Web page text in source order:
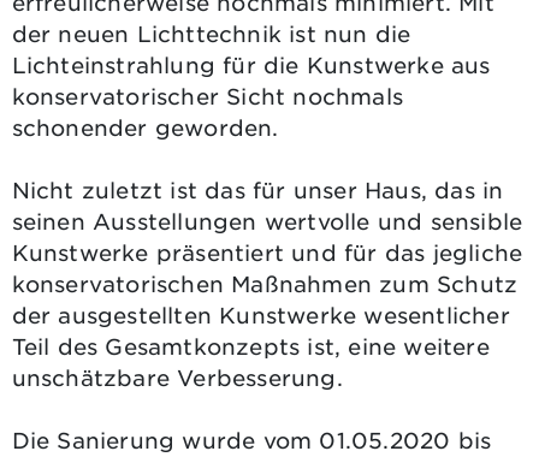
der neuen Lichttechnik ist nun die
Lichteinstrahlung für die Kunstwerke aus
konservatorischer Sicht nochmals
schonender geworden.
Nicht zuletzt ist das für unser Haus, das in
seinen Ausstellungen wertvolle und sensible
Kunstwerke präsentiert und für das jegliche
konservatorischen Maßnahmen zum Schutz
der ausgestellten Kunstwerke wesentlicher
Teil des Gesamtkonzepts ist, eine weitere
unschätzbare Verbesserung.
Die Sanierung wurde vom 01.05.2020 bis